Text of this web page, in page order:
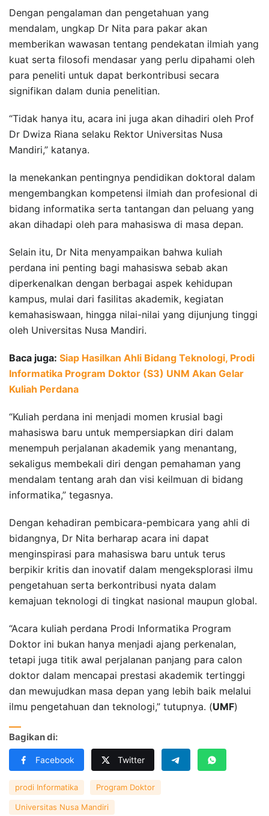
Dengan pengalaman dan pengetahuan yang
mendalam, ungkap Dr Nita para pakar akan
memberikan wawasan tentang pendekatan ilmiah yang
kuat serta filosofi mendasar yang perlu dipahami oleh
para peneliti untuk dapat berkontribusi secara
signifikan dalam dunia penelitian.
“Tidak hanya itu, acara ini juga akan dihadiri oleh Prof
Dr Dwiza Riana selaku Rektor Universitas Nusa
Mandiri,” katanya.
Ia menekankan pentingnya pendidikan doktoral dalam
mengembangkan kompetensi ilmiah dan profesional di
bidang informatika serta tantangan dan peluang yang
akan dihadapi oleh para mahasiswa di masa depan.
Selain itu, Dr Nita menyampaikan bahwa kuliah
perdana ini penting bagi mahasiswa sebab akan
diperkenalkan dengan berbagai aspek kehidupan
kampus, mulai dari fasilitas akademik, kegiatan
kemahasiswaan, hingga nilai-nilai yang dijunjung tinggi
oleh Universitas Nusa Mandiri.
Baca juga: Siap Hasilkan Ahli Bidang Teknologi, Prodi
Informatika Program Doktor (S3) UNM Akan Gelar
Kuliah Perdana
“Kuliah perdana ini menjadi momen krusial bagi
mahasiswa baru untuk mempersiapkan diri dalam
menempuh perjalanan akademik yang menantang,
sekaligus membekali diri dengan pemahaman yang
mendalam tentang arah dan visi keilmuan di bidang
informatika,” tegasnya.
Dengan kehadiran pembicara-pembicara yang ahli di
bidangnya, Dr Nita berharap acara ini dapat
menginspirasi para mahasiswa baru untuk terus
berpikir kritis dan inovatif dalam mengeksplorasi ilmu
pengetahuan serta berkontribusi nyata dalam
kemajuan teknologi di tingkat nasional maupun global.
“Acara kuliah perdana Prodi Informatika Program
Doktor ini bukan hanya menjadi ajang perkenalan,
tetapi juga titik awal perjalanan panjang para calon
doktor dalam mencapai prestasi akademik tertinggi
dan mewujudkan masa depan yang lebih baik melalui
ilmu pengetahuan dan teknologi,” tutupnya. (UMF)
Bagikan di:
Facebook Twitter
prodi Informatika Program Doktor
Universitas Nusa Mandiri